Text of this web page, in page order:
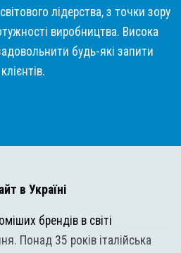
лідерства, з точки зору
виробництва. Висока
будь-які запити
клієнтів.
в Україні
брендів в світі
Понад 35 років італійська